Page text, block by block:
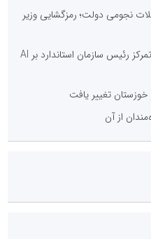
نجومی دولت؛ رمزگشایی وزیر
بریکس در مسیر همکاری‌های نوین تمرکز رئیس سازمان استاندارد بر AI
تغییر یافت
از آن